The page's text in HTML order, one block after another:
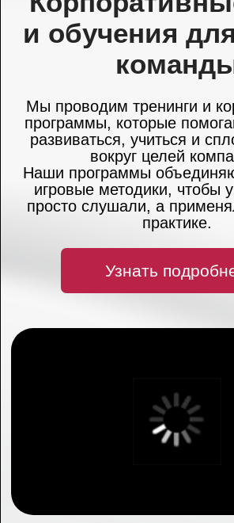
Программа
партнерских
рекомендаций
рекомендует нас: вознаграждение за
каждый заключенный контракт.
Узнать подробнее
Лента новостей